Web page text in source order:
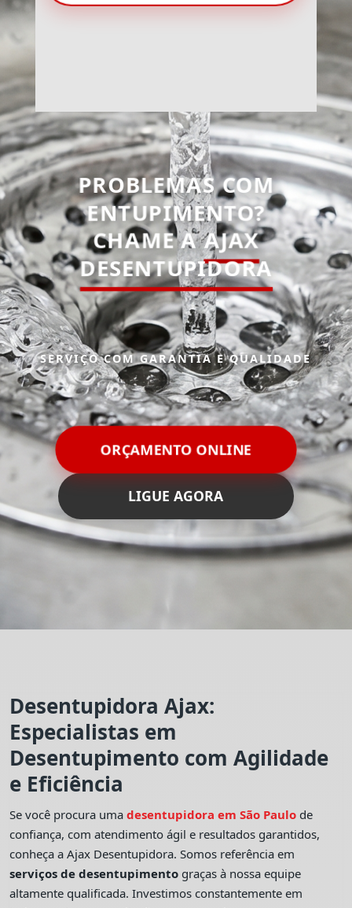
PROBLEMAS COM
ENTUPIMENTO?
CHAME AAJAX
DESENTUPIDORA
SERVIÇO COM GARANTIA E QUALIDADE
ORÇAMENTO ONLINE
LIGUE AGORA
Desentupidora Ajax:
Especialistas em
Desentupimento com Agilidade
e Eficiência
Se você procura umadesentupidora em São Paulo de
confiança, com atendimento ágil e resultados garantidos,
conheça a Ajax Desentupidora. Somos referência em
serviços de desentupimento graças à nossa equipe
altamente qualificada. Investimos constantemente em